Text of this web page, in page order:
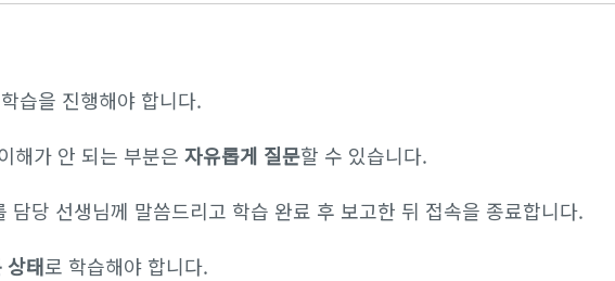
습을 진행해야 합니다.
해가 안 되는 부분은 자유롭게 질문할 수 있습니다.
담당 선생님께 말씀드리고 학습 완료 후 보고한 뒤 접속을 종료합니다.
상태로 학습해야 합니다.